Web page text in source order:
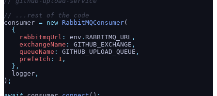
// ...rest of the code
consumer = new RabbitMQConsumer(
  {
    rabbitmqUrl
: env . RABBITMQ_URL ,
    exchangeName
: GITHUB_EXCHANGE ,
    queueName
: GITHUB_UPLOAD_QUEUE ,
    prefetch
: 1 ,
  },
  logger
,
) ;